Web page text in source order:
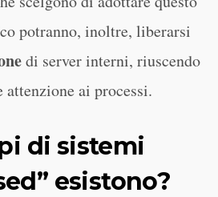
potranno, inoltre, liberarsi
di server interni, riuscendo
attenzione ai processi.
di sistemi
esistono?